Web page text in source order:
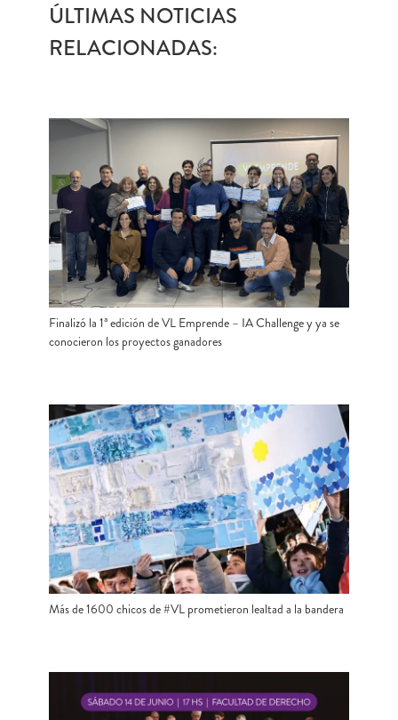
ÚLTIMAS NOTICIAS
RELACIONADAS:
Finalizó la 1ª edición de VL Emprende – IA Challenge y ya se
conocieron los proyectos ganadores
Más de 1600 chicos de #VL prometieron lealtad a la bandera